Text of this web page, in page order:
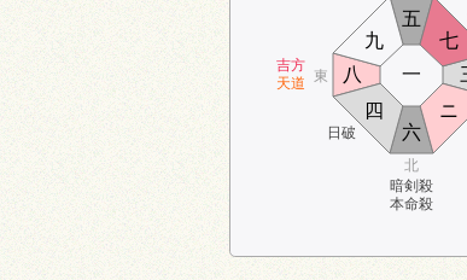
吉方
天道
日破
暗剣殺
本命殺
北
東
六
七
八
九
一
ニ
四
五